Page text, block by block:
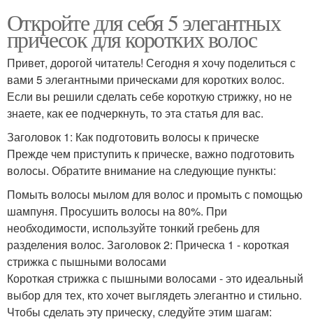
Откройте для себя 5 элегантных
причесок для коротких волос
Привет, дорогой читатель! Сегодня я хочу поделиться с
вами 5 элегантными прическами для коротких волос.
Если вы решили сделать себе короткую стрижку, но не
знаете, как ее подчеркнуть, то эта статья для вас.
Заголовок 1: Как подготовить волосы к прическе
Прежде чем приступить к прическе, важно подготовить
волосы. Обратите внимание на следующие пункты:
Помыть волосы мылом для волос и промыть с помощью
шампуня. Просушить волосы на 80%. При
необходимости, используйте тонкий гребень для
разделения волос. Заголовок 2: Прическа 1 - короткая
стрижка с пышными волосами
Короткая стрижка с пышными волосами - это идеальный
выбор для тех, кто хочет выглядеть элегантно и стильно.
Чтобы сделать эту прическу, следуйте этим шагам: